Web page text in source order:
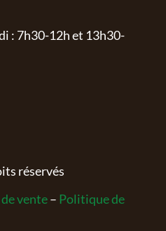
: 7h30-12h et 13h30-
réservés
vente– Politique de